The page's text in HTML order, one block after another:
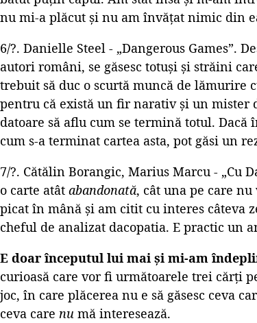
nu mi-a plăcut și nu am învățat nimic din
6/?. Danielle Steel - „Dangerous Games”.
autori români, se găsesc totuși și străini
trebuit să duc o scurtă muncă de lămurire
pentru că există un fir narativ și un mister
datoare să aflu cum se termină totul.
cum s-a terminat cartea asta, pot găsi un
7/?. Cătălin Borangic, Marius Marcu - „Cu
o carte atât abandonată, cât una pe care
picat în mână și am citit cu interes câteva
cheful de analizat dacopatia. E practic un
E doar începutul lui mai și mi-am
curioasă care vor fi următoarele trei cărți
joc, în care plăcerea nu e să găsesc ceva
ceva care nu mă interesează.